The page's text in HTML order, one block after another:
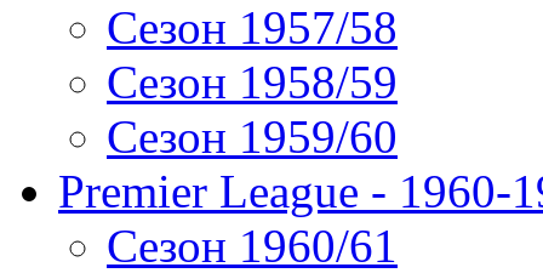
Сезон 1957/58
Сезон 1958/59
Сезон 1959/60
Premier League - 1960-
Сезон 1960/61